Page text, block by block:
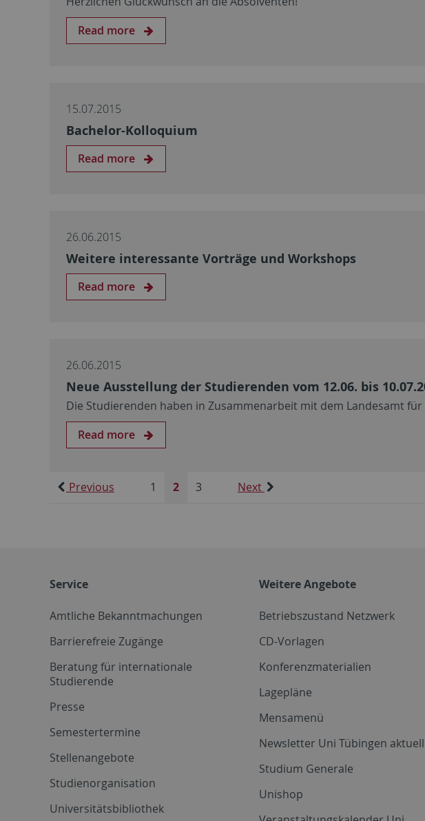
Read more
15.07.2015
Bachelor-Kolloquium
Read more
26.06.2015
Weitere interessante Vorträge und Workshops
Read more
26.06.2015
Neue Ausstellung der Studierenden vom 12.06. bis
Die Studierenden haben in Zusammenarbeit mit dem Landesamt
Read more
Previous 1 2 3 Next
Service
Amtliche Bekanntmachungen
Barrierefreie Zugänge
Beratung für internationale
Studierende
Presse
Semestertermine
Stellenangebote
Studienorganisation
Universitätsbibliothek
Weitere Angebote
Betriebszustand Netzwerk
CD-Vorlagen
Konferenzmaterialien
Lagepläne
Mensamenü
Newsletter Uni Tübingen aktuell
Studium Generale
Unishop